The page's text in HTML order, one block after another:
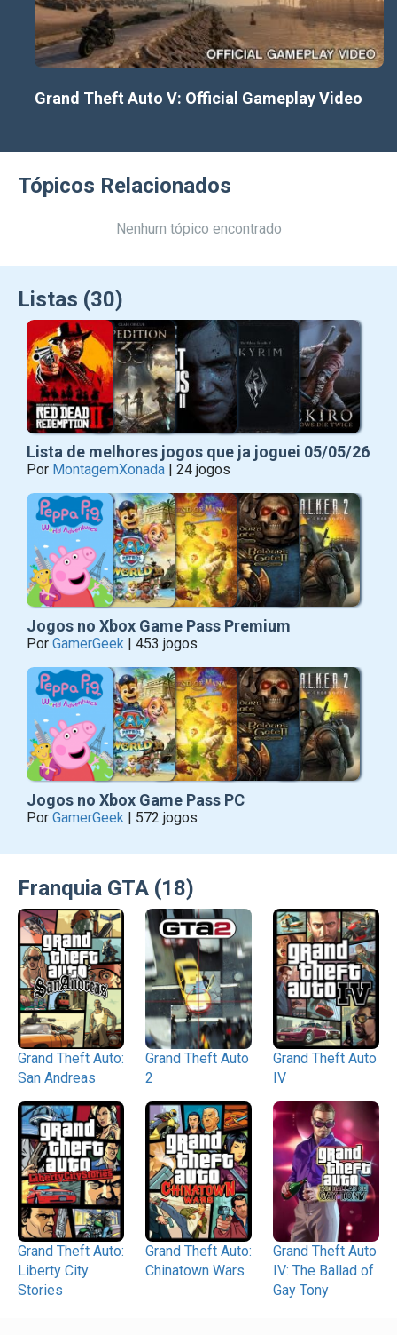
Grand Theft Auto V: Official Gameplay Video
Tópicos Relacionados
Nenhum tópico encontrado
Listas (30)
Lista de melhores jogos que ja joguei 05/05/26
Por MontagemXonada | 24 jogos
Jogos no Xbox Game Pass Premium
Por GamerGeek | 453 jogos
Jogos no Xbox Game Pass PC
Por GamerGeek | 572 jogos
Franquia GTA (18)
Grand Theft Auto:
San Andreas
Grand Theft Auto
2
Grand Theft Auto
IV
Grand Theft Auto:
Liberty City
Stories
Grand Theft Auto:
Chinatown Wars
Grand Theft Auto
IV: The Ballad of
Gay Tony